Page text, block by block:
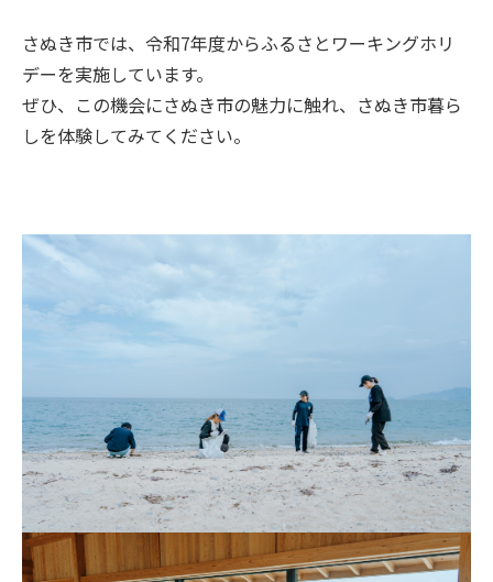
さぬき市では、令和7年度からふるさとワーキングホリ
デーを実施しています。
ぜひ、この機会にさぬき市の魅力に触れ、さぬき市暮ら
しを体験してみてください。